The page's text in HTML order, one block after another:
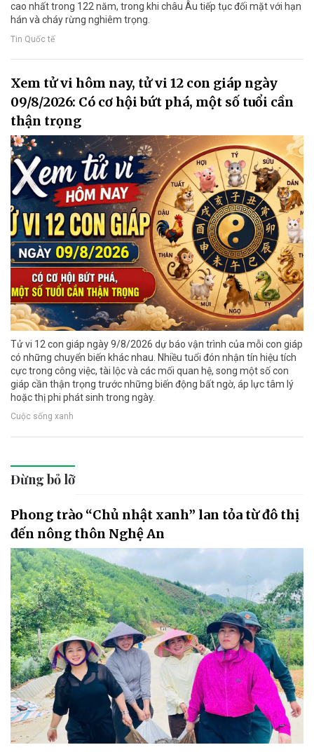
cao nhất trong 122 năm, trong khi châu Âu tiếp tục đối mặt với hạn
hán và cháy rừng nghiêm trọng.
Tin Quốc tế
Xem tử vi hôm nay, tử vi 12 con giáp ngày
09/8/2026: Có cơ hội bứt phá, một số tuổi cần
thận trọng
Tử vi 12 con giáp ngày 9/8/2026 dự báo vận trình của mỗi con giáp
có những chuyển biến khác nhau. Nhiều tuổi đón nhận tín hiệu tích
cực trong công việc, tài lộc và các mối quan hệ, song một số con
giáp cần thận trọng trước những biến động bất ngờ, áp lực tâm lý
hoặc thị phi phát sinh trong ngày.
Cuộc sống xanh
Đừng bỏ lỡ
Phong trào “Chủ nhật xanh” lan tỏa từ đô thị
đến nông thôn Nghệ An